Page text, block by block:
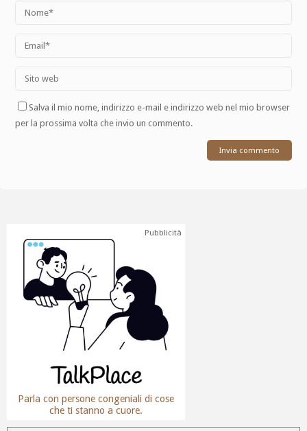
Salva il mio nome, indirizzo e-mail e indirizzo web nel mio browser
per la prossima volta che invio un commento.
Pubblicità
Parla con persone congeniali di cose
che ti stanno a cuore.